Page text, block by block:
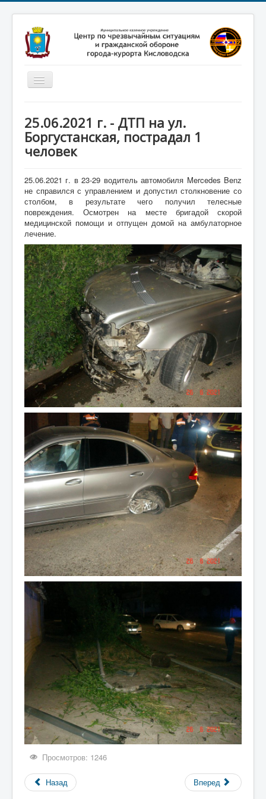
Включить/
выключить
Новости
Законодательство
Профилактика терроризма
Фотоматериалы
О нас
25.06.2021 г. - ДТП на ул.
Боргустанская, пострадал 1
человек
25.06.2021 г. в 23-29 водитель автомобиля Mercedes Benz
не справился с управлением и допустил столкновение со
столбом, в результате чего получил телесные
повреждения. Осмотрен на месте бригадой скорой
медицинской помощи и отпущен домой на амбулаторное
лечение.
Просмотров: 1246
Назад Вперед